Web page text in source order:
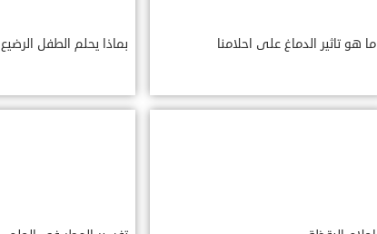
ما هو تاثير الدماغ على احلامنا بماذا يحلم الطفل الرضيع